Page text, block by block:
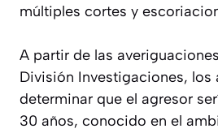
múltiples cortes y
A partir de las
División Investigaciones, los
determinar que el agresor
30 años, conocido en el